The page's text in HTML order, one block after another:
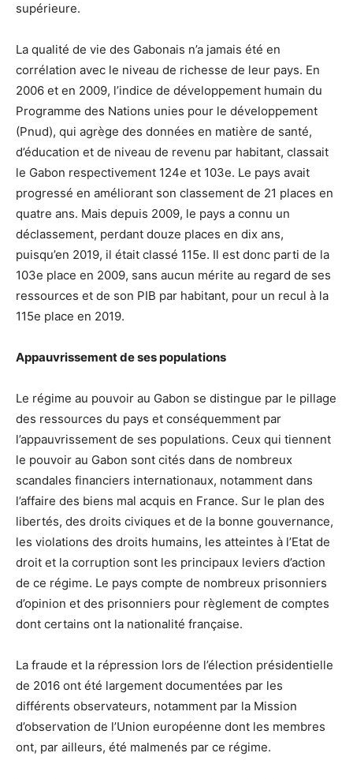
supérieure.
La qualité de vie des Gabonais n’a jamais été en
corrélation avec le niveau de richesse de leur pays. En
2006 et en 2009, l’indice de développement humain du
Programme des Nations unies pour le développement
(Pnud), qui agrège des données en matière de santé,
d’éducation et de niveau de revenu par habitant, classait
le Gabon respectivement 124e et 103e. Le pays avait
progressé en améliorant son classement de 21 places en
quatre ans. Mais depuis 2009, le pays a connu un
déclassement, perdant douze places en dix ans,
puisqu’en 2019, il était classé 115e. Il est donc parti de la
103e place en 2009, sans aucun mérite au regard de ses
ressources et de son PIB par habitant, pour un recul à la
115e place en 2019.
Appauvrissement de ses populations
Le régime au pouvoir au Gabon se distingue par le pillage
des ressources du pays et conséquemment par
l’appauvrissement de ses populations. Ceux qui tiennent
le pouvoir au Gabon sont cités dans de nombreux
scandales financiers internationaux, notamment dans
l’affaire des biens mal acquis en France. Sur le plan des
libertés, des droits civiques et de la bonne gouvernance,
les violations des droits humains, les atteintes à l’Etat de
droit et la corruption sont les principaux leviers d’action
de ce régime. Le pays compte de nombreux prisonniers
d’opinion et des prisonniers pour règlement de comptes
dont certains ont la nationalité française.
La fraude et la répression lors de l’élection présidentielle
de 2016 ont été largement documentées par les
différents observateurs, notamment par la Mission
d’observation de l’Union européenne dont les membres
ont, par ailleurs, été malmenés par ce régime.